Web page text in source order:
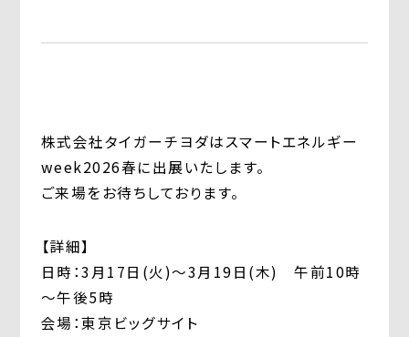
株式会社タイガーチヨダはスマートエネルギー
week2026春に出展いたします。
ご来場をお待ちしております。
【詳細】
日時：3月17日(火)～3月19日(木) 午前10時
～午後5時
会場：東京ビッグサイト